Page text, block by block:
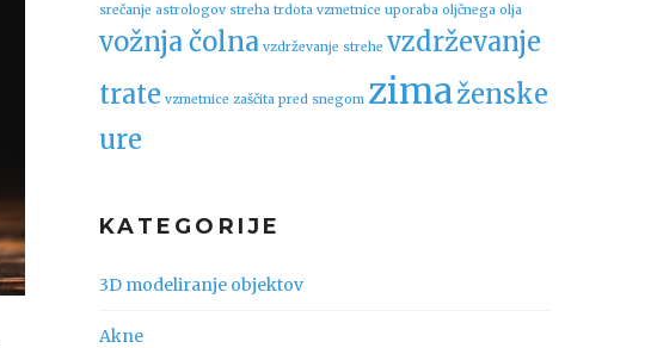
srečanje astrologov streha trdota vzmetnice uporaba oljčnega olja
vožnja čolna vzdrževanje strehe vzdrževanje
trate vzmetnice zaščita pred snegom zimaženske
ure
KATEGORIJE
3D modeliranje objektov
Akne